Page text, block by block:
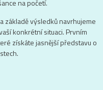
na početí.
základě výsledků navrhujeme
konkrétní situaci. Prvním
získáte jasnější představu o